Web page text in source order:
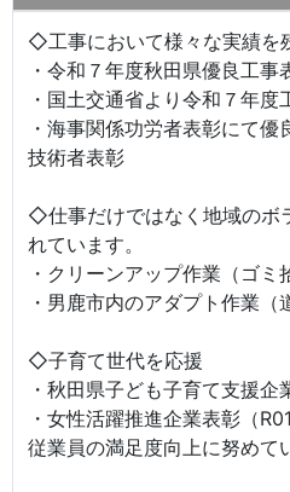
◇工事において様々な実績を
・令和７年度秋田県優良工事
・国土交通省より令和７年
・海事関係功労者表彰にて
技術者表彰
◇仕事だけではなく地域のボ
れています。
・クリーンアップ作業（ゴミ
・男鹿市内のアダプト作業（
◇子育て世代を応援
・秋田県子ども子育て支援企
・女性活躍推進企業表彰（R01
従業員の満足度向上に努めて